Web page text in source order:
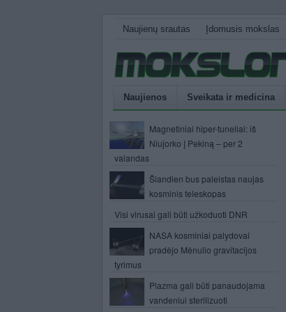
Naujienų srautas Įdomusis mokslas
Naujienos Sveikata ir medicina
Magnetiniai hiper-tuneliai: iš
Niujorko į Pekiną – per 2
valandas
Šiandien bus paleistas naujas
kosminis teleskopas
Visi virusai gali būti užkoduoti DNR
NASA kosminiai palydovai
pradėjo Mėnulio gravitacijos
tyrimus
Plazma gali būti panaudojama
vandeniui sterilizuoti